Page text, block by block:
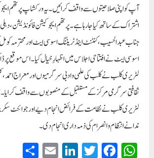
آپ کو اپنی صلاحیتوں سے واقف کرائیں۔ یہ ورکشاپ پرتھم
اشتراک کے ساتھ کیا جا رہا ہے۔ پرتھم ایجوکیشن فائونڈیشن،
جناب عبدالحسیب، کنٹنٹ اینڈ ٹریننگ اسوسی ایٹ اور محترمہ
اسوسی ایٹ نے افتتاحی اجلاس میں اظہارِ خیال کیا۔ اس موقع پر
لٹریری کلب نے کلب کی علمی و ادبی سرگرمیوں اور معراج احمد،
ثقافتی سرگرمی مرکز کے مستقبل کے منصوبوں سے واقف کرایا۔
لٹریری کلب نے نظامت کے فرائض انجام دیے اور جوائنٹ
ندا نے انتظام و انصرام کی ذمہ داری انجام دی۔
W
Fa
T
Li
E